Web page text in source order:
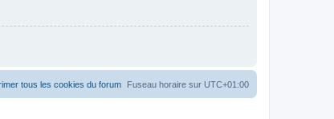
Fuseau horaire sur UTC+01:00
tous les cookies du forum